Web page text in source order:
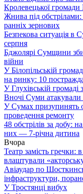
Кролевецької
Жнива під
ранніх зернових
Безпекова ситуація в
серпня
Бджолярі Сумщини
війни
У Білопільській
на ринку: 10
У Глухівській
Вночі Суми
У Сумах призупинять
проведення ремонту
48 обстрілів за добу:
них — 7-річна дитина
Вчора
Театр замість гречки:
влаштували
Авіаудар по
інфраструктури,
У Тростянці вибух